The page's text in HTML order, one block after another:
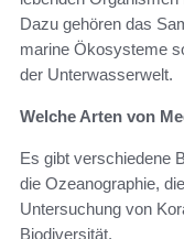
Dazu gehören das
marine Ökosysteme
der Unterwasserwelt.
Welche Arten von
Es gibt verschiedene
die Ozeanographie,
Untersuchung von
Biodiversität.